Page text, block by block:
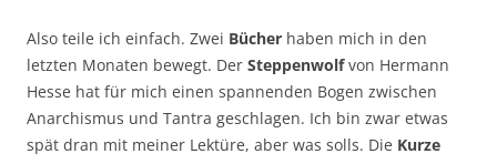
Also teile ich einfach. Zwei Bücher haben mich in den
letzten Monaten bewegt. Der Steppenwolfvon Hermann
Hesse hat für mich einen spannenden Bogen zwischen
Anarchismus und Tantra geschlagen. Ich bin zwar etwas
spät dran mit meiner Lektüre, aber was solls. Die Kurze